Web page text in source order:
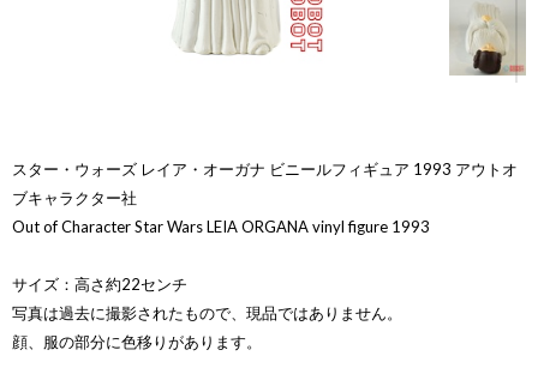
スター・ウォーズ レイア・オーガナ ビニールフィギュア 1993 アウトオ
ブキャラクター社
Out of Character Star Wars LEIA ORGANA vinyl figure 1993
サイズ：高さ約22センチ
写真は過去に撮影されたもので、現品ではありません。
顔、服の部分に色移りがあります。